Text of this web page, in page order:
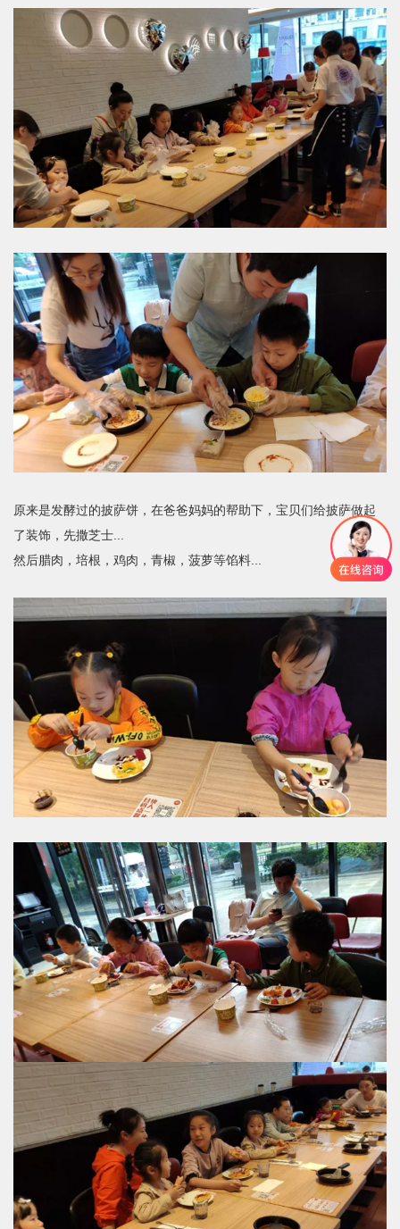
原来是发酵过的披萨饼，在爸爸妈妈的帮助下，宝贝们给披萨做起
了装饰，先撒芝士...
然后腊肉，培根，鸡肉，青椒，菠萝等馅料...